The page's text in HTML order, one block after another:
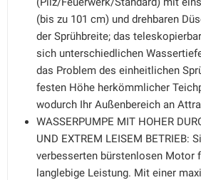
(bis zu 101 cm) und drehbaren
der Sprühbreite; das
sich unterschiedlichen
das Problem des einheitlichen
festen Höhe herkömmlicher
wodurch Ihr Außenbereich an
WASSERPUMPE MIT HOHER
UND EXTREM LEISEM BETRIEB:
verbesserten bürstenlosen Motor
langlebige Leistung. Mit einer